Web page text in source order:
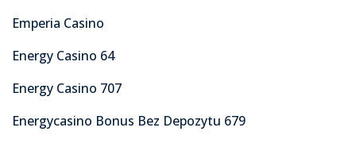
Emperia Casino
Energy Casino 64
Energy Casino 707
Energycasino Bonus Bez Depozytu 679